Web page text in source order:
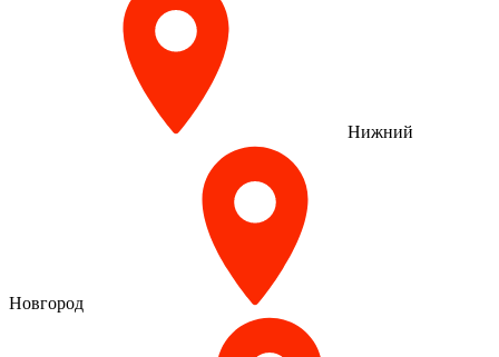
Нижний
Новгород